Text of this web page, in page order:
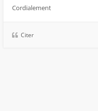
Cordialement
Citer